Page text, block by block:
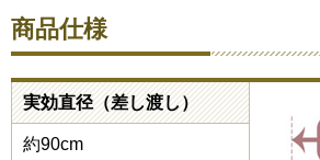
商品仕様
実効直径（差し渡し）
約90cm